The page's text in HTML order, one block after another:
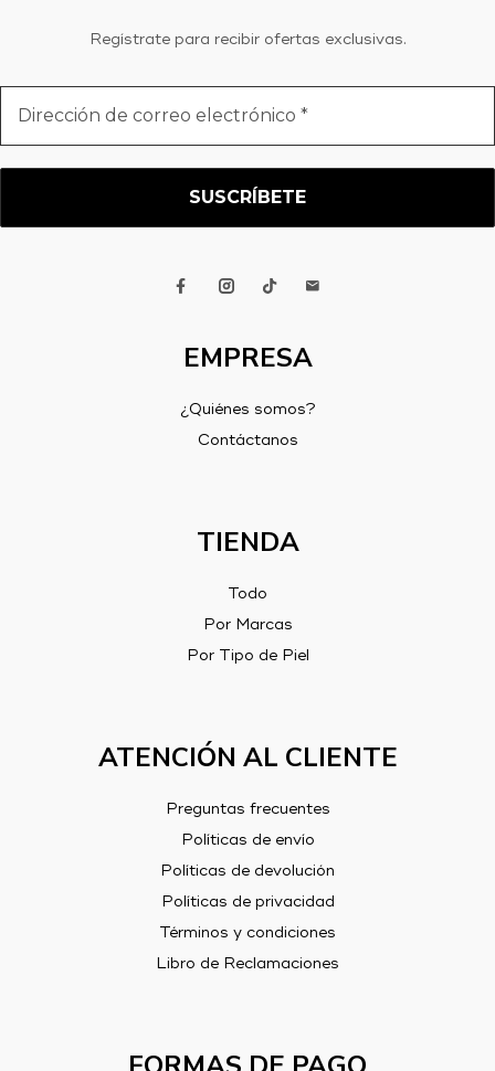
Regístrate para recibir ofertas exclusivas.
de
EMPRESA
¿Quiénes somos?
Contáctanos
TIENDA
Todo
Por Marcas
Por Tipo de Piel
ATENCIÓN AL CLIENTE
Preguntas frecuentes
Políticas de envío
Políticas de devolución
Políticas de privacidad
Términos y condiciones
Libro de Reclamaciones